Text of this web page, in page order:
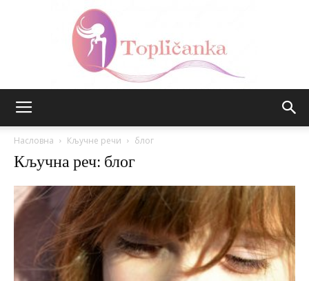
Насловна Кључне речи блог
Кључна реч: блог